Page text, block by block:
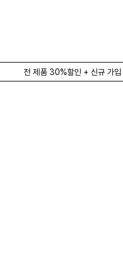
전 제품 30%할인 + 신규 가